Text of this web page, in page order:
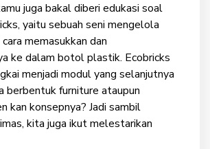
juga bakal diberi edukasi soal
yaitu sebuah seni mengelola
memasukkan dan
ke dalam botol plastik. Ecobricks
menjadi modul yang selanjutnya
berbentuk furniture ataupun
kan konsepnya? Jadi sambil
kita juga ikut melestarikan